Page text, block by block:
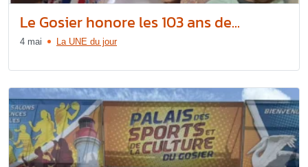
Le Gosier honore les 103 ans de...
4 mai La UNE du jour